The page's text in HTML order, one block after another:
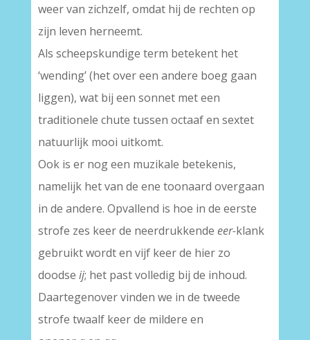
weer van zichzelf, omdat hij de rechten op
zijn leven herneemt.
Als scheepskundige term betekent het
‘wending’ (het over een andere boeg gaan
liggen), wat bij een sonnet met een
traditionele chute tussen octaaf en sextet
natuurlijk mooi uitkomt.
Ook is er nog een muzikale betekenis,
namelijk het van de ene toonaard overgaan
in de andere. Opvallend is hoe in de eerste
strofe zes keer de neerdrukkende eer-klank
gebruikt wordt en vijf keer de hier zo
doodse ij; het past volledig bij de inhoud.
Daartegenover vinden we in de tweede
strofe twaalf keer de mildere en